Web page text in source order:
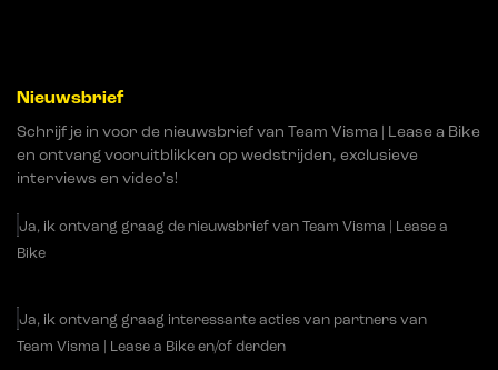
Nieuwsbrief
Schrijf je in voor de nieuwsbrief van Team Visma | Lease a Bike
en ontvang vooruitblikken op wedstrijden, exclusieve
interviews en video's!
Ja, ik ontvang graag de nieuwsbrief van Team Visma | Lease a
Bike
Ja, ik ontvang graag interessante acties van partners van
Team Visma | Lease a Bike en/of derden